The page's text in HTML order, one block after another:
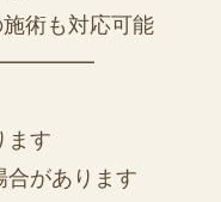
術も対応可能
ます
合があります